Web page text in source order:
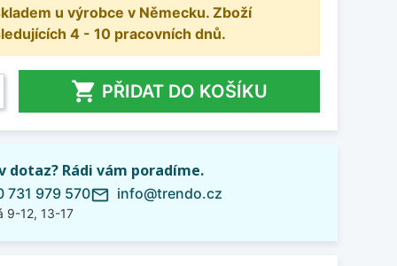
u výrobce v Německu. Zboží
4 - 10 pracovních dnů.
 PŘIDAT DO KOŠÍKU
dotaz? Rádi vám poradíme.
731 979 570
9-12, 13-17
mail_outline info@trendo.cz